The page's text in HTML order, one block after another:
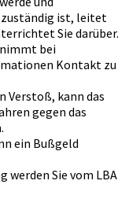
ist, leitet
Sie darüber.
nimmt bei
Kontakt zu
Verstoß, kann das
gegen das
ein Bußgeld
werden Sie vom LBA